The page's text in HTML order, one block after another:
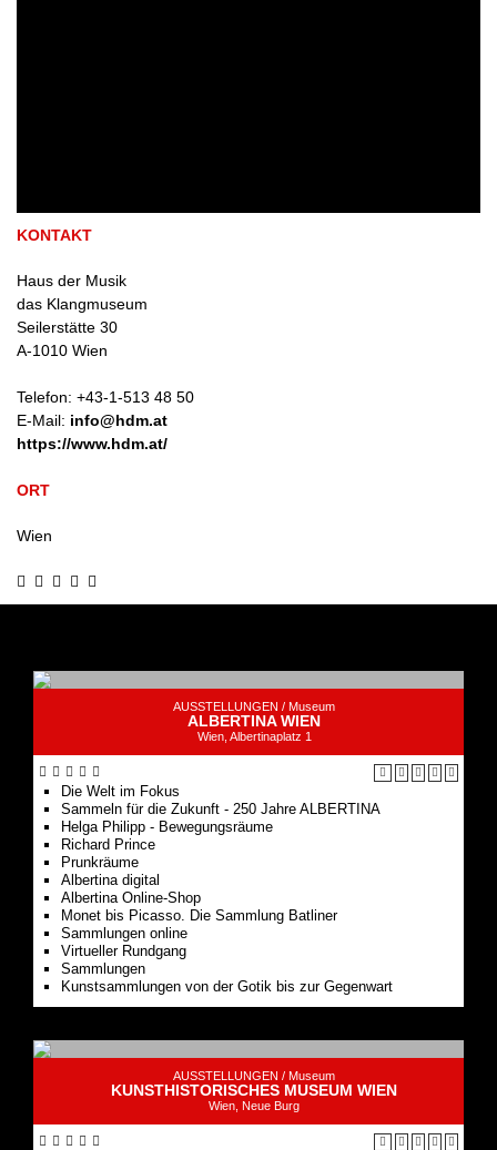
KONTAKT
Haus der Musik
das Klangmuseum
Seilerstätte 30
A-1010 Wien
Telefon: +43-1-513 48 50
E-Mail: info@hdm.at
https://www.hdm.at/
ORT
Wien
AUSSTELLUNGEN / Museum
ALBERTINA WIEN
Wien, Albertinaplatz 1
Die Welt im Fokus
Sammeln für die Zukunft - 250 Jahre ALBERTINA
Helga Philipp - Bewegungsräume
Richard Prince
Prunkräume
Albertina digital
Albertina Online-Shop
Monet bis Picasso. Die Sammlung Batliner
Sammlungen online
Virtueller Rundgang
Sammlungen
Kunstsammlungen von der Gotik bis zur Gegenwart
AUSSTELLUNGEN / Museum
KUNSTHISTORISCHES MUSEUM WIEN
Wien, Neue Burg